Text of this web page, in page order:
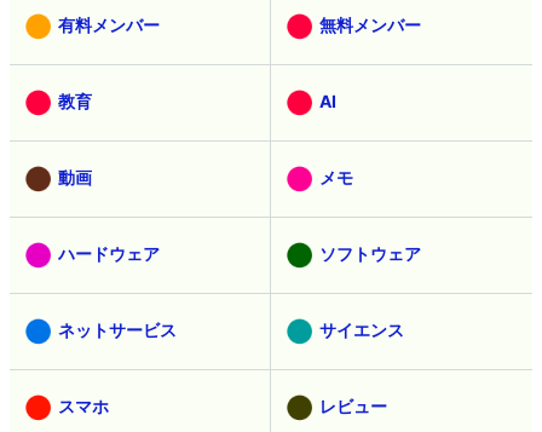
有料メンバー 無料メンバー
教育 AI
動画 メモ
ハードウェア ソフトウェア